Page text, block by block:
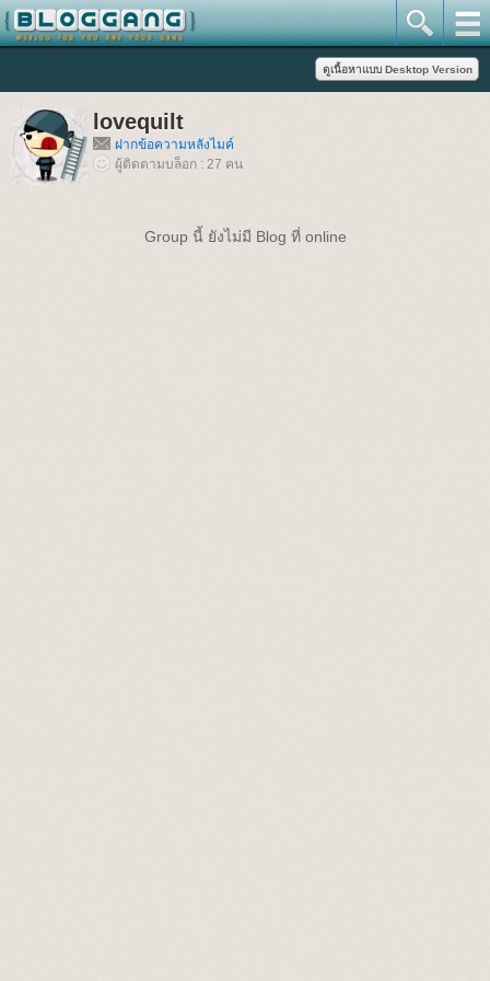
lovequilt
ฝากข้อความหลังไมค์
ผู้ติดตามบล็อก : 27 คน
Group นี้ ยังไม่มี Blog ที่ online